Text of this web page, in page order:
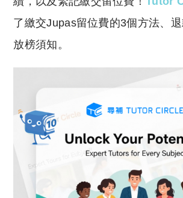
了繳交Jupas留位費的3個方法、
放榜須知。